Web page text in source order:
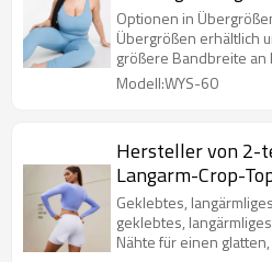
für Frauen
Optionen in
Übergrößen erhältlich
größere Bandbreite an
gewährleisten Komfort
Modell:WYS-60
Hersteller von 2-
Langarm-Crop-
doppellagigen,
Geklebtes,
geklebtes,
Nähte für einen